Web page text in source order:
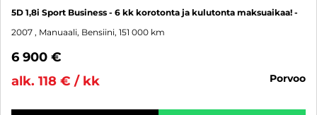
5D 1,8i Sport Business - 6 kk korotonta ja kulutonta maksuaikaa! -
2007 , Manuaali, Bensiini, 151 000 km
6 900 €
alk. 118 € / kk
porvoo